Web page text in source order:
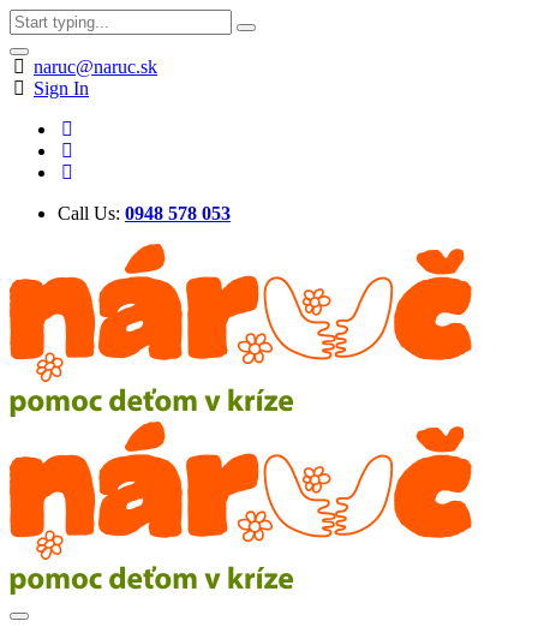
naruc@naruc.sk
Sign In
Call Us: 0948 578 053